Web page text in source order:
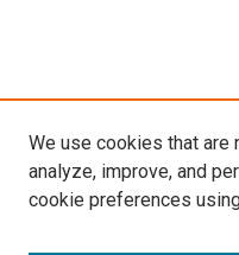
We use cookies that are
analyze, improve, and
cookie preferences